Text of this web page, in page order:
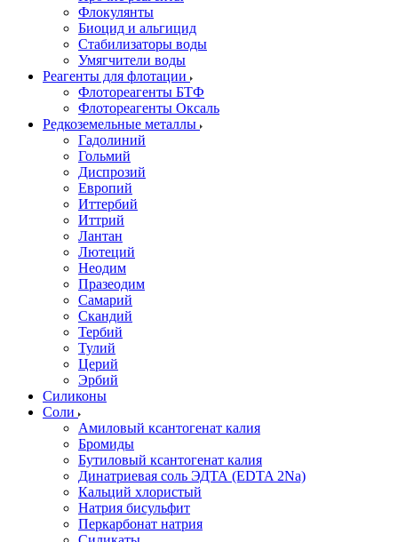
Флокулянты
Биоцид и альгицид
Стабилизаторы воды
Умягчители воды
Реагенты для флотации
Флотореагенты БТФ
Флотореагенты Оксаль
Редкоземельные металлы
Гадолиний
Гольмий
Диспрозий
Европий
Иттербий
Иттрий
Лантан
Лютеций
Неодим
Празеодим
Самарий
Скандий
Тербий
Тулий
Церий
Эрбий
Силиконы
Соли
Амиловый ксантогенат калия
Бромиды
Бутиловый ксантогенат калия
Динатриевая соль ЭДТА (EDTA 2Na)
Кальций хлористый
Натрия бисульфит
Перкарбонат натрия